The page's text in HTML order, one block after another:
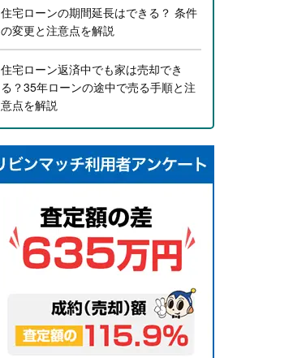
住宅ローンの期間延長はできる？ 条件
の変更と注意点を解説
住宅ローン返済中でも家は売却でき
る？35年ローンの途中で売る手順と注
意点を解説